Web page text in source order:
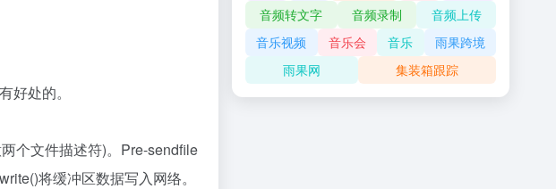
处的。
个文件描述符)。Pre-sendfile
将缓冲区数据写入网络。
音频转文字
音频录制
音频上传
音乐视频
音乐会 音乐
雨果跨境
雨果网
集装箱跟踪